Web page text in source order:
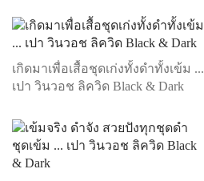
เกิดมาเพื่อเสื้อชุดเก่งทั้งดำทั้งเข้ม ...
เปา วินวอช ลิควิด Black & Dark